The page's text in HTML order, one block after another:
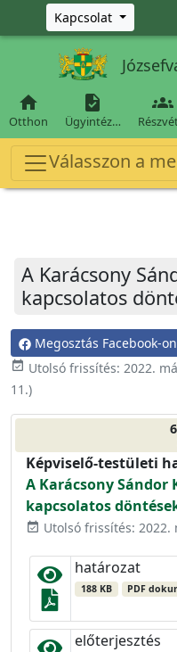
Ugrás a fő tartalomra
Kapcsolat

Otthon

Ügyintéz…

Válasszon a
A Karácsony
kapcsolatos
Megosztás Facebook-on
event_available Utolsó frissítés: 2022.
11.)
Képviselő-testületi
A Karácsony
kapcsolatos
event_available Utolsó frissítés: 2022.
határozat
188 KB PDF
előterjesztés